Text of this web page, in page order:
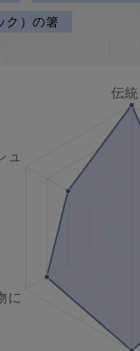
ク）の箸